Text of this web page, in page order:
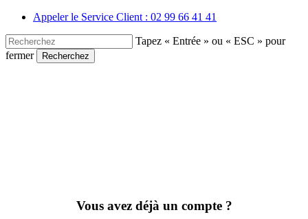
Skip
main
content
Appeler le Service Client : 02 99 66 41 41
Tapez « Entrée » ou « ESC » pour
fermer
Recherchez
Vous avez déjà un compte ?